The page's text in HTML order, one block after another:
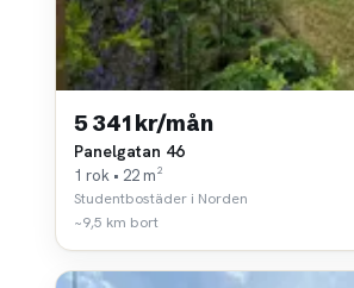
5 341 kr/mån
Panelgatan 46
1 rok • 22 m²
Studentbostäder i Norden
~9,5 km bort